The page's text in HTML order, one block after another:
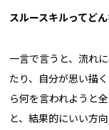
スルースキルってど
一言で言うと、流れ
たり、自分が思い描
ら何を言われようと
と、結果的にいい方